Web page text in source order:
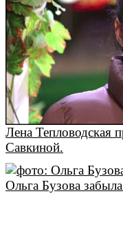
Лена Тепловодская
Савкиной.
Ольга Бузова